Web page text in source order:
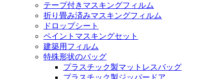
テープ付きマスキングフィルム
折り畳み済みマスキングフィルム
ドロップシート
ペイントマスキングセット
建築用フィルム
特殊形状のバッグ
プラスチック製マットレスバッグ